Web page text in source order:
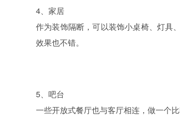
4、家居
作为装饰隔断，可以装饰小桌椅、灯具
效果也不错。
5、吧台
一些开放式餐厅也与客厅相连，做一个